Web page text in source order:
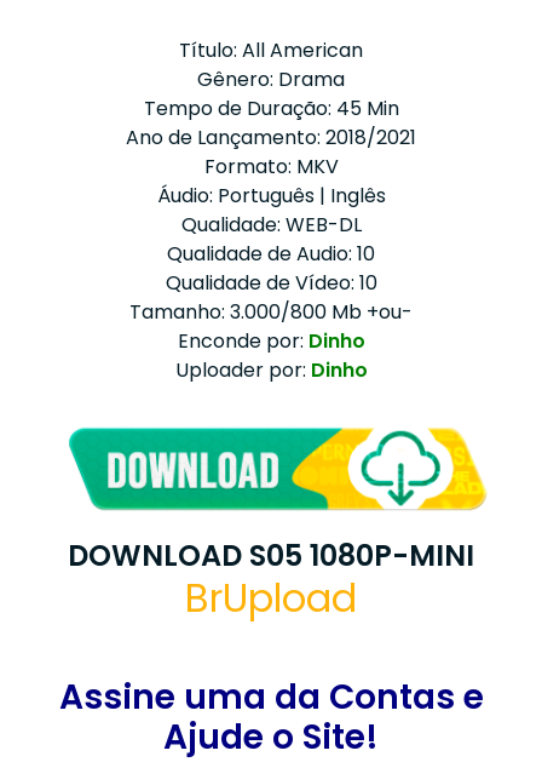
Título: All American
Gênero: Drama
Tempo de Duração: 45 Min
Ano de Lançamento: 2018/2021
Formato: MKV
Áudio: Português | Inglês
Qualidade: WEB-DL
Qualidade de Audio: 10
Qualidade de Vídeo: 10
Tamanho: 3.000/800 Mb +ou-
Enconde por: Dinho
Uploader por: Dinho
DOWNLOAD S05 1080P-MINI
BrUpload
Assine uma da Contas e
Ajude o Site!